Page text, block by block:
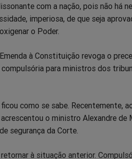
com a nação, pois não há
imperiosa, de que seja
o Poder.
à Constituição revoga o
para ministros dos
como se sabe. Recentemente,
o ministro Alexandre de
segurança da Corte.
à situação anterior.